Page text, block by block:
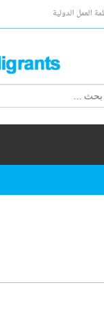
العمل الدولية